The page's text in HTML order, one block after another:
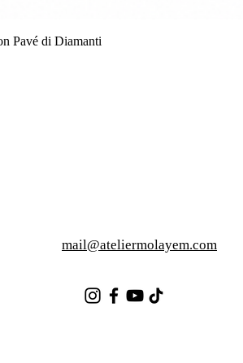
Pavé di Diamanti
mail@ateliermolayem.com